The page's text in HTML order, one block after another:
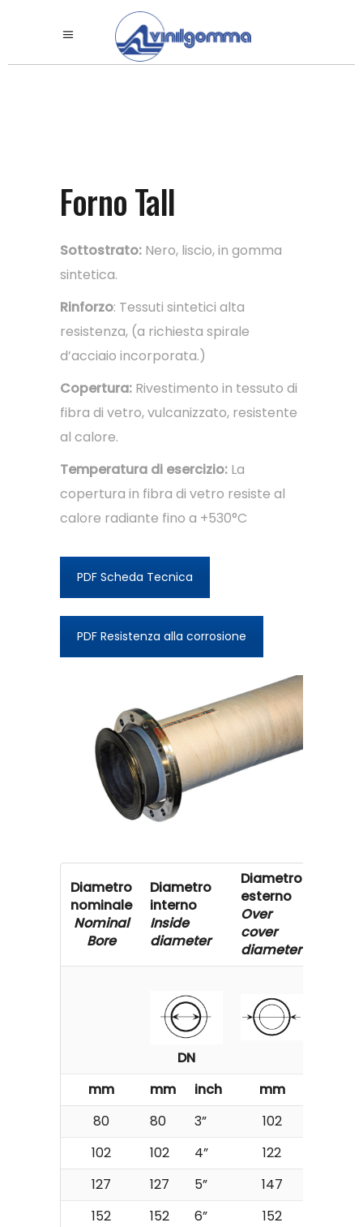
Forno Tall
Sottostrato: Nero, liscio, in gomma
sintetica.
Rinforzo: Tessuti sintetici alta
resistenza, (a richiesta spirale
d’acciaio incorporata.)
Copertura: Rivestimento in tessuto di
fibra di vetro, vulcanizzato, resistente
al calore.
Temperatura di esercizio: La
copertura in fibra di vetro resiste al
calore radiante fino a +530°C
PDF Scheda Tecnica
PDF Resistenza alla corrosione
Diametro
nominale
Nominal
Bore
Diametro
interno
Inside
diameter
Diametro
esterno
Over
cover
diameter
DN
mm
mm inch mm
80
80 3” 102
102
102 4” 122
127
127 5” 147
152
152 6” 152